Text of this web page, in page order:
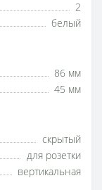
2
белый
86 мм
45 мм
скрытый
для розетки
вертикальная